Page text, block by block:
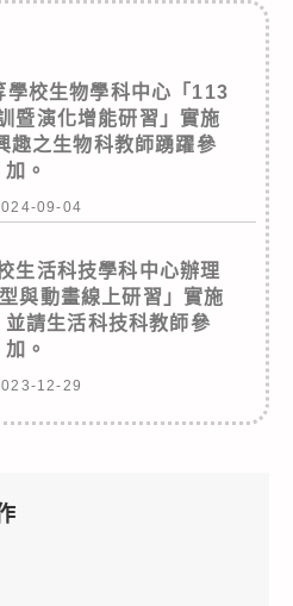
學校生物學科中心「113
暨演化增能研習」實施
趣之生物科教師踴躍參
加。
09-04
生活科技學科中心辦理
與動畫線上研習」實施
請生活科技科教師參
加。
12-29